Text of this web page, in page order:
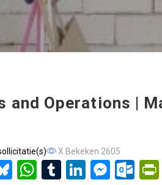
and Operations |
X Bekeken 2605
BlueskyWhatsApp
Tumblr LinkedInMessenger